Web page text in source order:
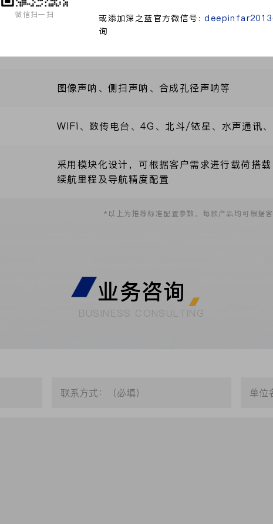
巡航4-6kn，最大12kn
图像声呐、侧扫声呐、合成孔径声呐等
WiFi、数传电台、4G、北斗/铱星、水声通讯
采用模块化设计，可根据客户需求进行载荷搭载
续航里程及导航精度配置
*以上为推荐标准配置参数，每款产品均可根据
业务咨询
BUSINESS CONSULTING
微信扫一扫 或添加深之蓝官方微信号: deepinfar2013
询